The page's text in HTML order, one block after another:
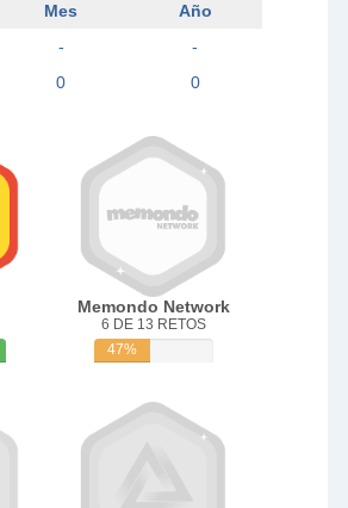
Mes
Año
-
-
0 0
Memondo Network
6 DE 13 RETOS
47%